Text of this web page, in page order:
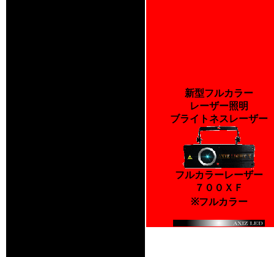
新型フルカラー
レーザー照明
ブライトネスレーザー
フルカラーレーザー
７００ＸＦ
※フルカラー